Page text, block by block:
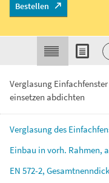
Verglasung
einsetzen abdichten
Verglasungdes
Einbau in vorh. Rahmen,
EN 572-2,
Bestellen